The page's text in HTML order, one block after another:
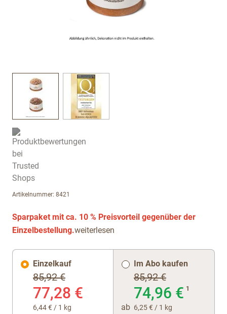
View larger imageView larger image
Artikelnummer: 8421
Sparpaket mit ca. 10 % Preisvorteil gegenüber der
Einzelbestellung.weiterlesen
Einzelkauf
85,92 €
77,28 €
6,44 € / 1 kg
Im Abo kaufen
ab
85,92 €
74,96 €
6,25 € / 1 kg
1